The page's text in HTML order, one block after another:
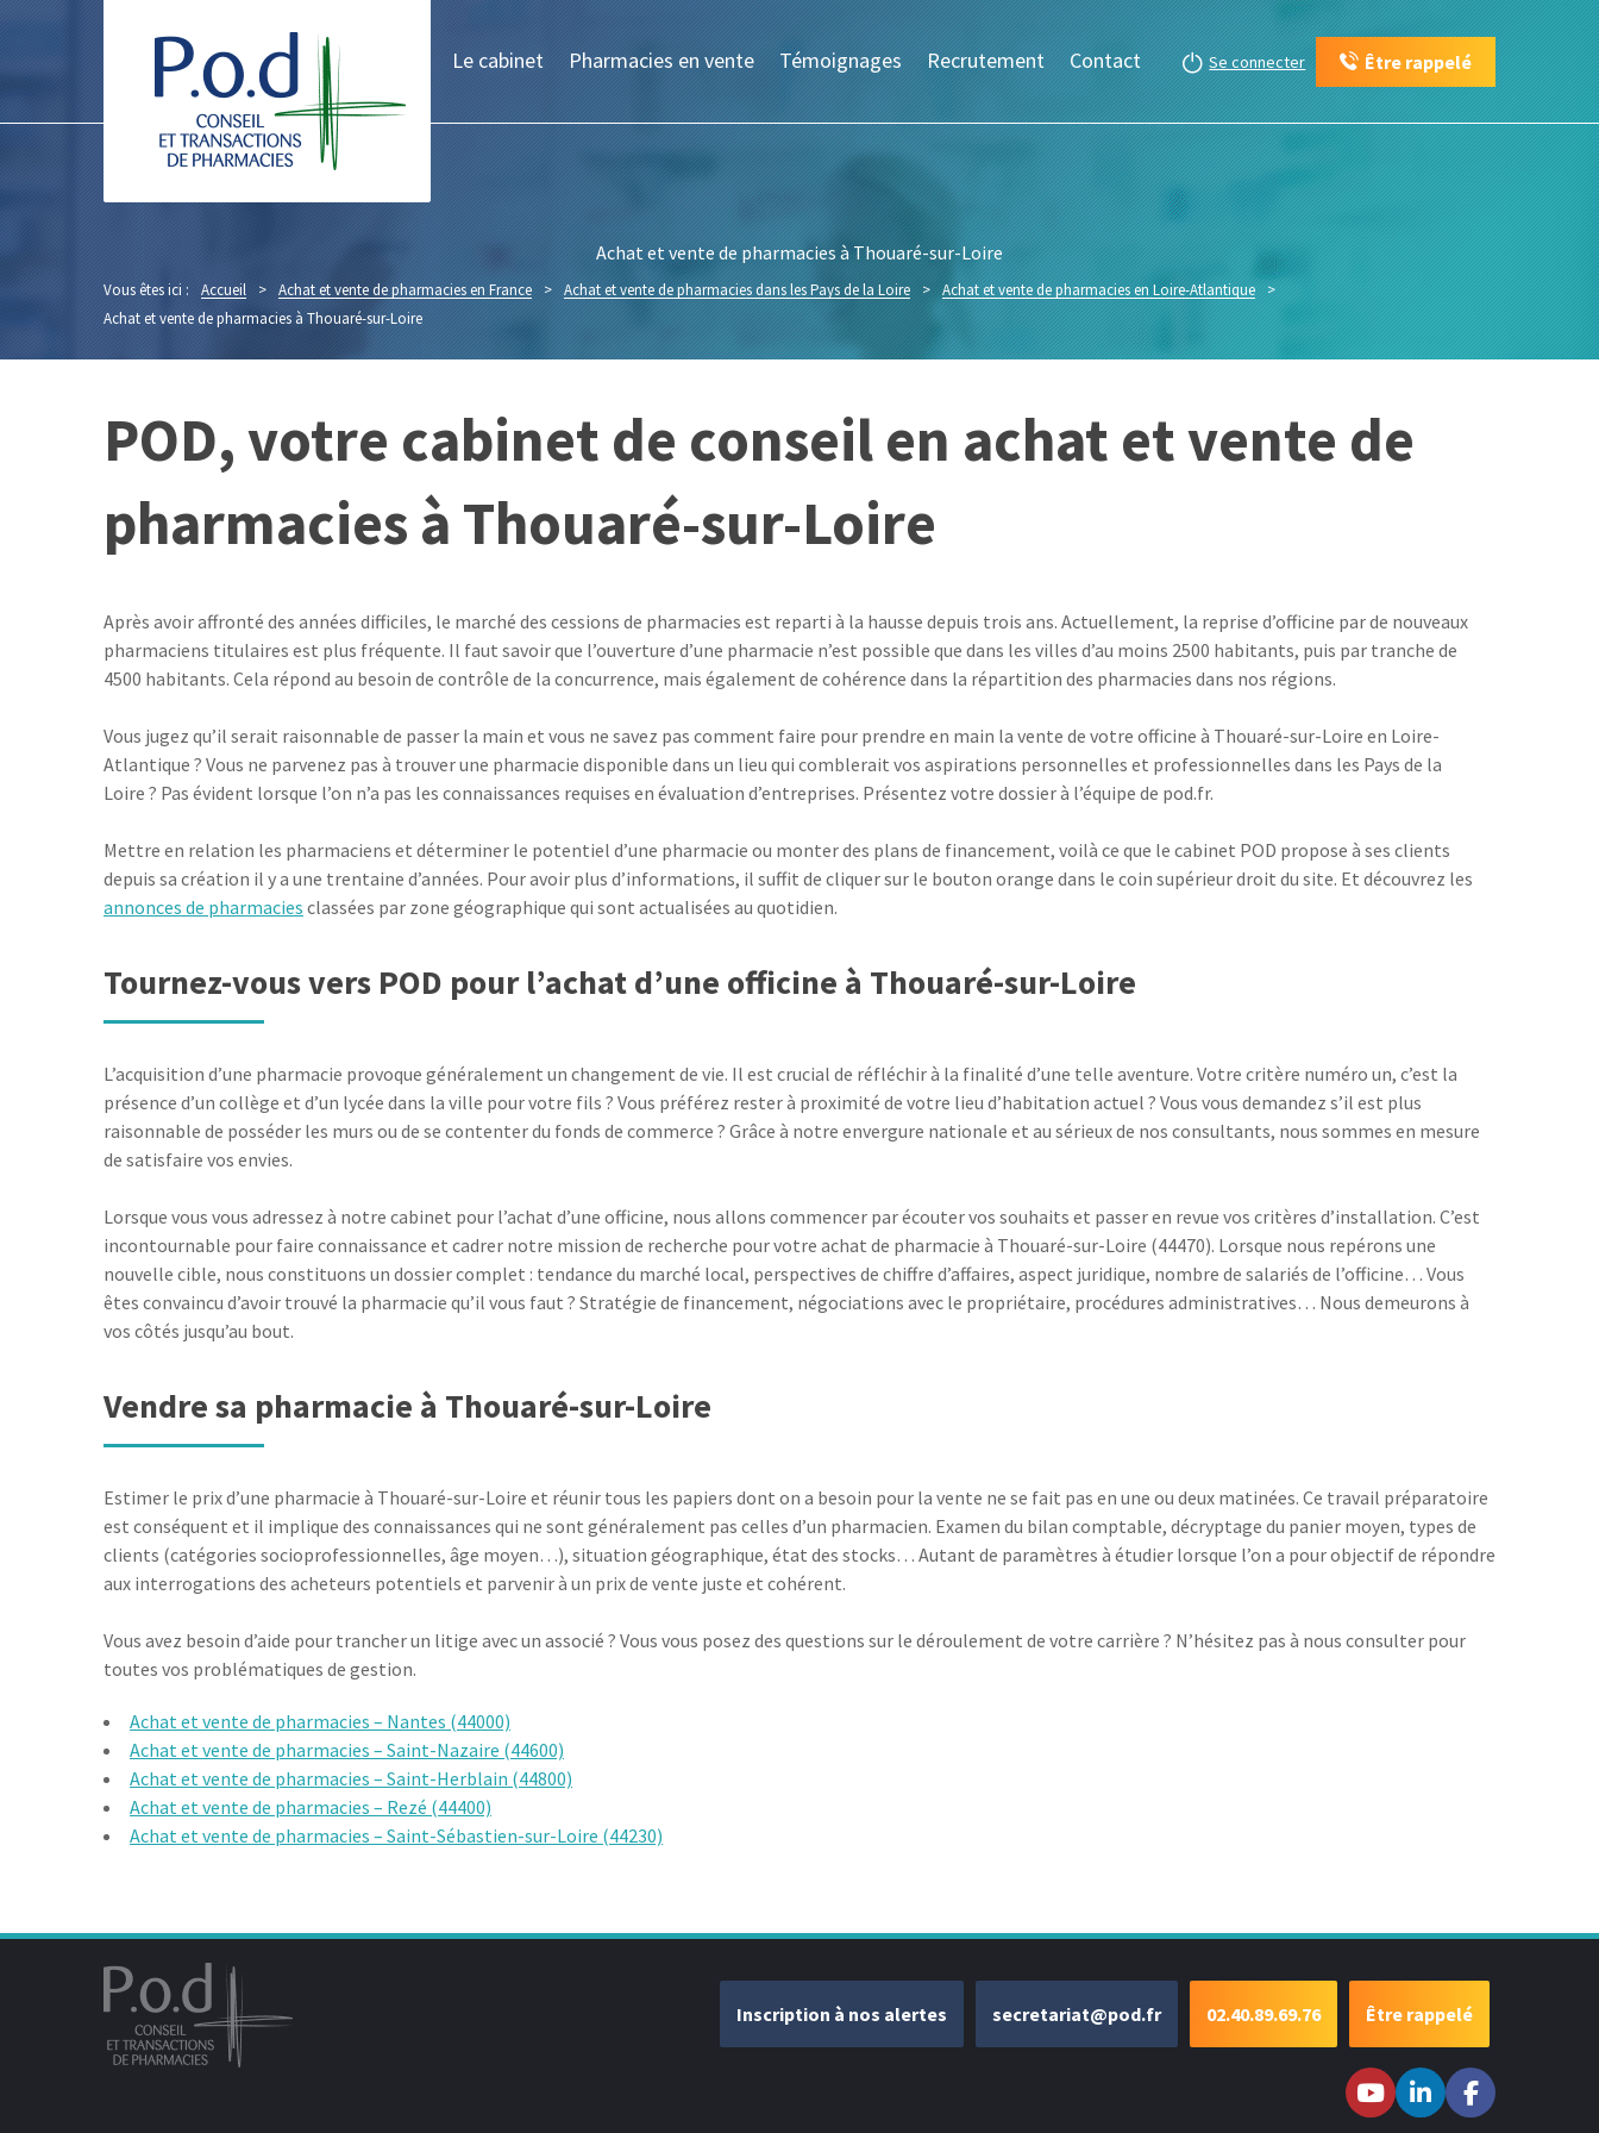
Le cabinet Pharmacies en vente Témoignages Recrutement Contact Se connecter Être rappelé
Achat et vente de pharmacies à Thouaré-sur-Loire
Vous êtes ici : Accueil > Achat et vente de pharmacies en France > Achat et vente de pharmacies dans les Pays de la Loire > Achat et vente de pharmacies en Loire-Atlantique >
Achat et vente de pharmacies à Thouaré-sur-Loire
POD, votre cabinet de conseil en achat et vente de
pharmacies à Thouaré-sur-Loire
Après avoir affronté des années difficiles, le marché des cessions de pharmacies est reparti à la hausse depuis trois ans. Actuellement, la reprise d’officine par de nouveaux
pharmaciens titulaires est plus fréquente. Il faut savoir que l’ouverture d’une pharmacie n’est possible que dans les villes d’au moins 2500 habitants, puis par tranche de
4500 habitants. Cela répond au besoin de contrôle de la concurrence, mais également de cohérence dans la répartition des pharmacies dans nos régions.
Vous jugez qu’il serait raisonnable de passer la main et vous ne savez pas comment faire pour prendre en main la vente de votre officine à Thouaré-sur-Loire en Loire-
Atlantique ? Vous ne parvenez pas à trouver une pharmacie disponible dans un lieu qui comblerait vos aspirations personnelles et professionnelles dans les Pays de la
Loire ? Pas évident lorsque l’on n’a pas les connaissances requises en évaluation d’entreprises. Présentez votre dossier à l’équipe de pod.fr.
Mettre en relation les pharmaciens et déterminer le potentiel d’une pharmacie ou monter des plans de financement, voilà ce que le cabinet POD propose à ses clients
depuis sa création il y a une trentaine d’années. Pour avoir plus d’informations, il suffit de cliquer sur le bouton orange dans le coin supérieur droit du site. Et découvrez les
annonces de pharmacies classées par zone géographique qui sont actualisées au quotidien.
Tournez-vous vers POD pour l’achat d’une officine à Thouaré-sur-Loire
L’acquisition d’une pharmacie provoque généralement un changement de vie. Il est crucial de réfléchir à la finalité d’une telle aventure. Votre critère numéro un, c’est la
présence d’un collège et d’un lycée dans la ville pour votre fils ? Vous préférez rester à proximité de votre lieu d’habitation actuel ? Vous vous demandez s’il est plus
raisonnable de posséder les murs ou de se contenter du fonds de commerce ? Grâce à notre envergure nationale et au sérieux de nos consultants, nous sommes en mesure
de satisfaire vos envies.
Lorsque vous vous adressez à notre cabinet pour l’achat d’une officine, nous allons commencer par écouter vos souhaits et passer en revue vos critères d’installation. C’est
incontournable pour faire connaissance et cadrer notre mission de recherche pour votre achat de pharmacie à Thouaré-sur-Loire (44470). Lorsque nous repérons une
nouvelle cible, nous constituons un dossier complet : tendance du marché local, perspectives de chiffre d’affaires, aspect juridique, nombre de salariés de l’officine… Vous
êtes convaincu d’avoir trouvé la pharmacie qu’il vous faut ? Stratégie de financement, négociations avec le propriétaire, procédures administratives… Nous demeurons à
vos côtés jusqu’au bout.
Vendre sa pharmacie à Thouaré-sur-Loire
Estimer le prix d’une pharmacie à Thouaré-sur-Loire et réunir tous les papiers dont on a besoin pour la vente ne se fait pas en une ou deux matinées. Ce travail préparatoire
est conséquent et il implique des connaissances qui ne sont généralement pas celles d’un pharmacien. Examen du bilan comptable, décryptage du panier moyen, types de
clients (catégories socioprofessionnelles, âge moyen…), situation géographique, état des stocks… Autant de paramètres à étudier lorsque l’on a pour objectif de répondre
aux interrogations des acheteurs potentiels et parvenir à un prix de vente juste et cohérent.
Vous avez besoin d’aide pour trancher un litige avec un associé ? Vous vous posez des questions sur le déroulement de votre carrière ? N’hésitez pas à nous consulter pour
toutes vos problématiques de gestion.
Achat et vente de pharmacies – Nantes (44000)
Achat et vente de pharmacies – Saint-Nazaire (44600)
Achat et vente de pharmacies – Saint-Herblain (44800)
Achat et vente de pharmacies – Rezé (44400)
Achat et vente de pharmacies – Saint-Sébastien-sur-Loire (44230)
Être rappelé
02.40.89.69.76
secretariat@pod.fr
Inscription à nos alertes